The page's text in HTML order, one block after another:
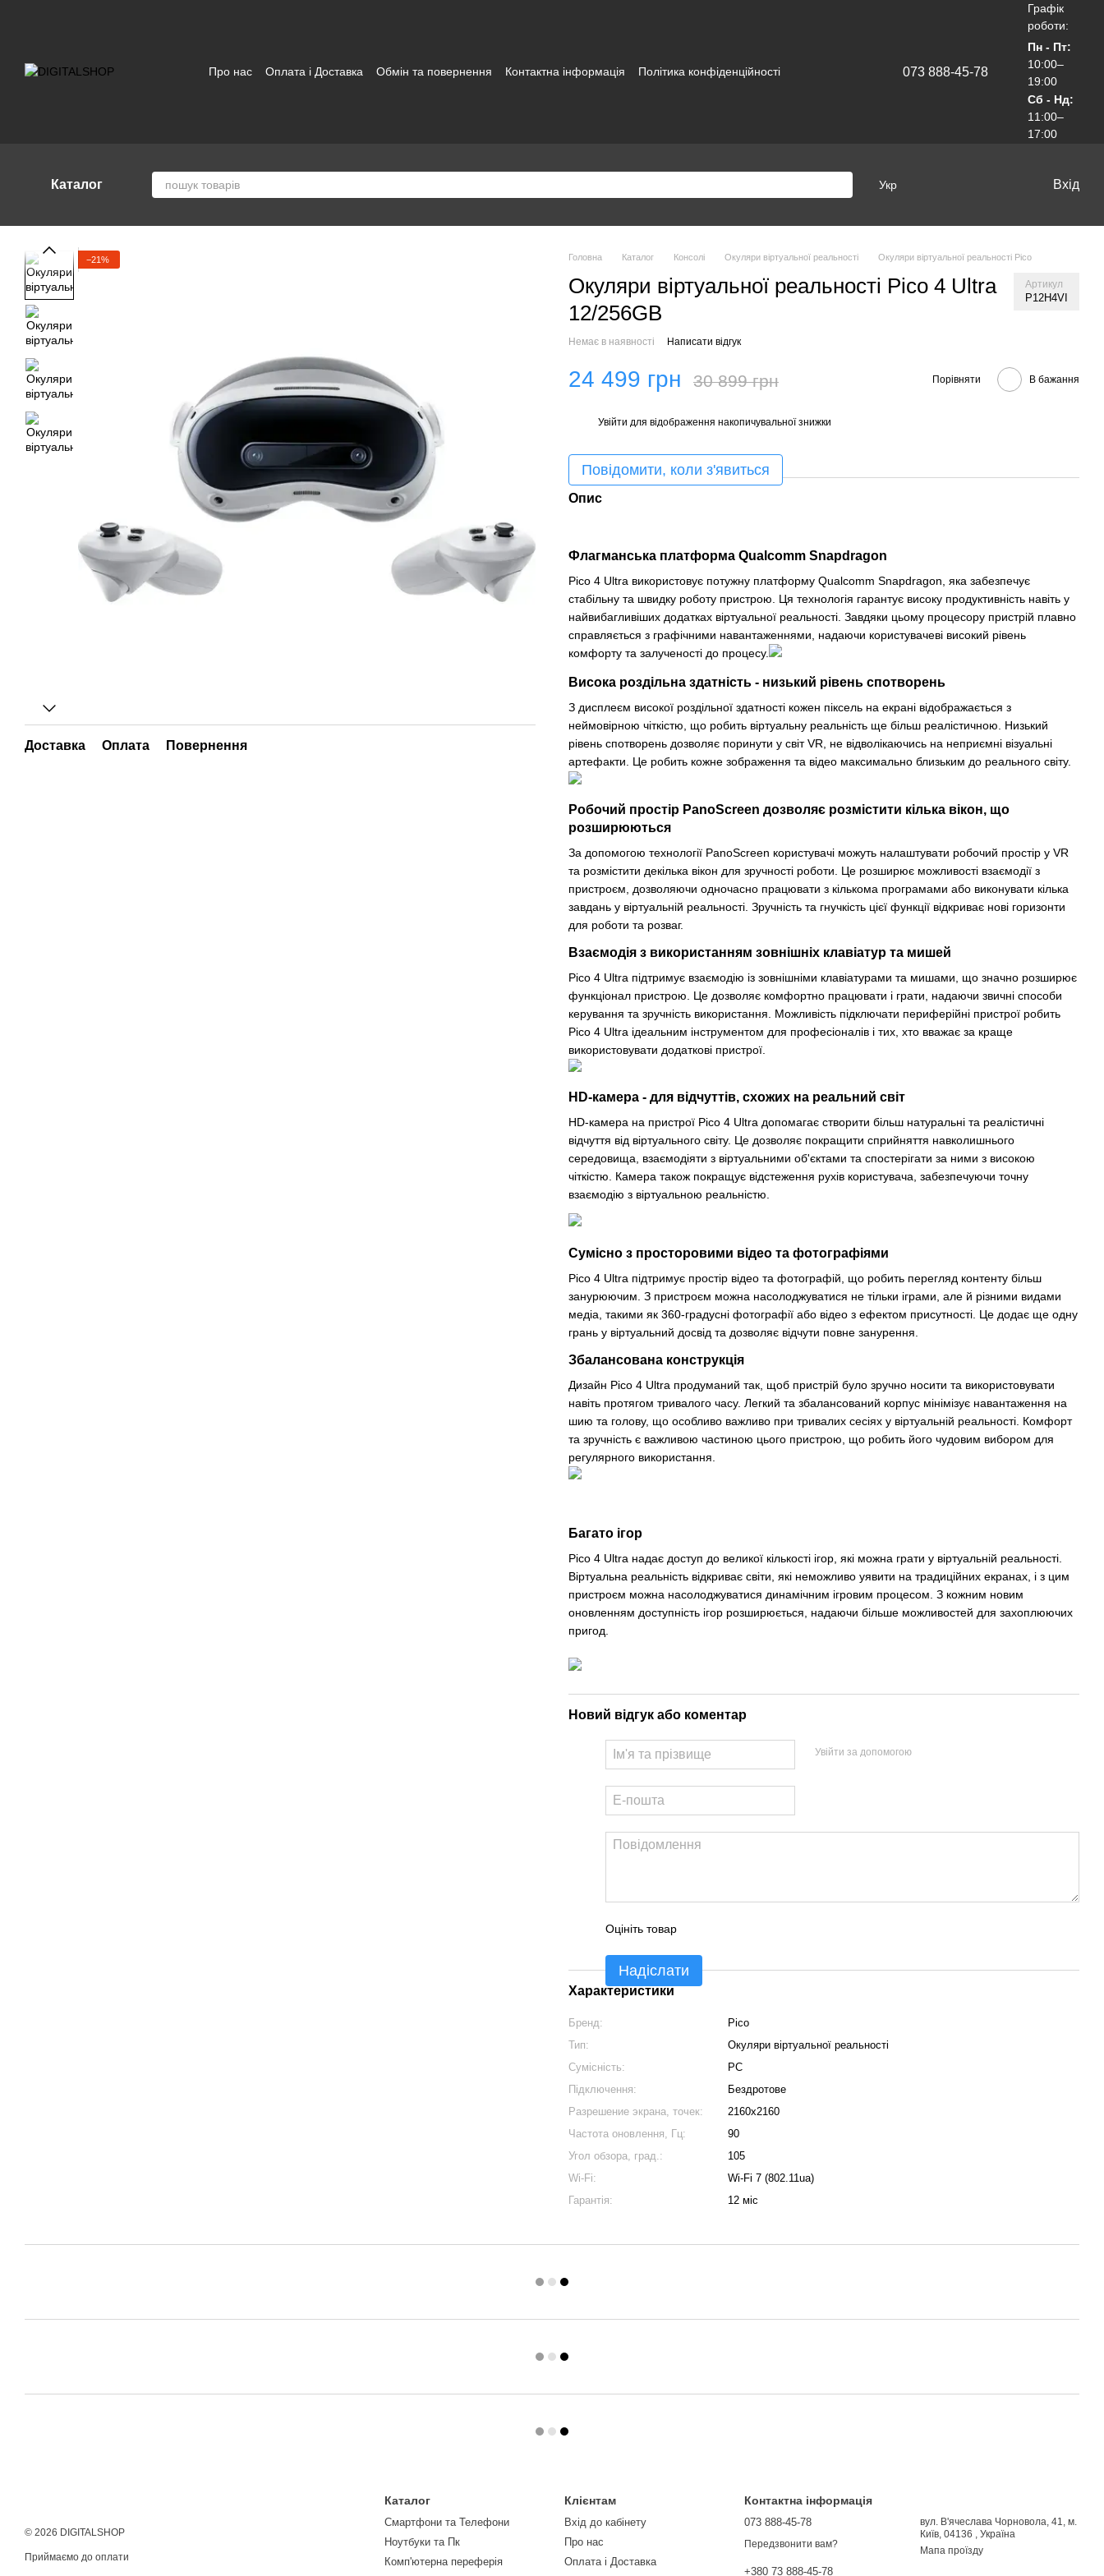
Про нас Оплата і Доставка Обмін та повернення Контактна інформація
Політика конфіденційності
073 888-45-78
Графік
роботи:
Пн - Пт:
10:00–
19:00
Сб - Нд:
11:00–
17:00
Каталог Укр Вхід
−21%
Доставка Оплата Повернення
Головна Каталог Консолі Окуляри віртуальної реальності Окуляри віртуальної реальності Pico
Окуляри віртуальної реальності Pico 4 Ultra
12/256GB
Артикул
P12H4VI
Немає в наявності Написати відгук
24 499 грн 30 899 грн Порівняти В бажання
Увійти для відображення накопичувальної знижки
Повідомити, коли з'явиться
Опис
Флагманська платформа Qualcomm Snapdragon
Pico 4 Ultra використовує потужну платформу Qualcomm Snapdragon, яка забезпечує
стабільну та швидку роботу пристрою. Ця технологія гарантує високу продуктивність навіть у
найвибагливіших додатках віртуальної реальності. Завдяки цьому процесору пристрій плавно
справляється з графічними навантаженнями, надаючи користувачеві високий рівень
комфорту та залученості до процесу.
Висока роздільна здатність - низький рівень спотворень
З дисплеєм високої роздільної здатності кожен піксель на екрані відображається з
неймовірною чіткістю, що робить віртуальну реальність ще більш реалістичною. Низький
рівень спотворень дозволяє поринути у світ VR, не відволікаючись на неприємні візуальні
артефакти. Це робить кожне зображення та відео максимально близьким до реального світу.
Робочий простір PanoScreen дозволяє розмістити кілька вікон, що
розширюються
За допомогою технології PanoScreen користувачі можуть налаштувати робочий простір у VR
та розмістити декілька вікон для зручності роботи. Це розширює можливості взаємодії з
пристроєм, дозволяючи одночасно працювати з кількома програмами або виконувати кілька
завдань у віртуальній реальності. Зручність та гнучкість цієї функції відкриває нові горизонти
для роботи та розваг.
Взаємодія з використанням зовнішніх клавіатур та мишей
Pico 4 Ultra підтримує взаємодію із зовнішніми клавіатурами та мишами, що значно розширює
функціонал пристрою. Це дозволяє комфортно працювати і грати, надаючи звичні способи
керування та зручність використання. Можливість підключати периферійні пристрої робить
Pico 4 Ultra ідеальним інструментом для професіоналів і тих, хто вважає за краще
використовувати додаткові пристрої.
HD-камера - для відчуттів, схожих на реальний світ
HD-камера на пристрої Pico 4 Ultra допомагає створити більш натуральні та реалістичні
відчуття від віртуального світу. Це дозволяє покращити сприйняття навколишнього
середовища, взаємодіяти з віртуальними об'єктами та спостерігати за ними з високою
чіткістю. Камера також покращує відстеження рухів користувача, забезпечуючи точну
взаємодію з віртуальною реальністю.
Сумісно з просторовими відео та фотографіями
Pico 4 Ultra підтримує простір відео та фотографій, що робить перегляд контенту більш
занурюючим. З пристроєм можна насолоджуватися не тільки іграми, але й різними видами
медіа, такими як 360-градусні фотографії або відео з ефектом присутності. Це додає ще одну
грань у віртуальний досвід та дозволяє відчути повне занурення.
Збалансована конструкція
Дизайн Pico 4 Ultra продуманий так, щоб пристрій було зручно носити та використовувати
навіть протягом тривалого часу. Легкий та збалансований корпус мінімізує навантаження на
шию та голову, що особливо важливо при тривалих сесіях у віртуальній реальності. Комфорт
та зручність є важливою частиною цього пристрою, що робить його чудовим вибором для
регулярного використання.
Багато ігор
Pico 4 Ultra надає доступ до великої кількості ігор, які можна грати у віртуальній реальності.
Віртуальна реальність відкриває світи, які неможливо уявити на традиційних екранах, і з цим
пристроєм можна насолоджуватися динамічним ігровим процесом. З кожним новим
оновленням доступність ігор розширюється, надаючи більше можливостей для захоплюючих
пригод.
Новий відгук або коментар
Увійти за допомогою
Оцініть товар
Надіслати
Характеристики
Бренд:
Pico
Тип:
Окуляри віртуальної реальності
Сумісність:
PC
Підключення:
Бездротове
Разрешение экрана, точек:
2160х2160
Частота оновлення, Гц:
90
Угол обзора, град.:
105
Wi-Fi:
Wi-Fi 7 (802.11ua)
Гарантія:
12 міс
© 2026 DIGITALSHOP
Приймаємо до оплати
Каталог
Смартфони та Телефони
Ноутбуки та Пк
Комп'ютерна переферія
Клієнтам
Вхід до кабінету
Про нас
Оплата і Доставка
Контактна інформація
073 888-45-78
Передзвонити вам?
+380 73 888-45-78
вул. В'ячеслава Чорновола, 41, м.
Київ, 04136 , Україна
Мапа проїзду